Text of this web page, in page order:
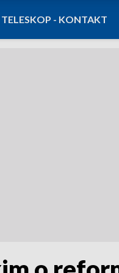
TELESKOP - KONTAKT